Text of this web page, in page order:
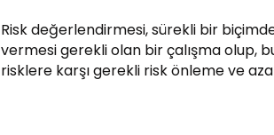
Risk değerlendirmesi, sürekli bir
vermesi gerekli olan bir çalışma olup,
risklere karşı gerekli risk önleme ve